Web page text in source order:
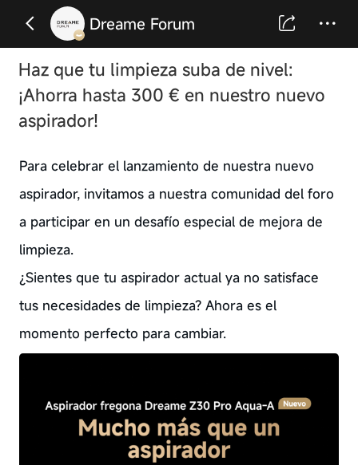
Dreame Forum
Haz que tu limpieza suba de nivel:
¡Ahorra hasta 300 € en nuestro nuevo
aspirador!
Para celebrar el lanzamiento de nuestra nuevo
aspirador, invitamos a nuestra comunidad del foro
a participar en un desafío especial de mejora de
limpieza.
¿Sientes que tu aspirador actual ya no satisface
tus necesidades de limpieza? Ahora es el
momento perfecto para cambiar.